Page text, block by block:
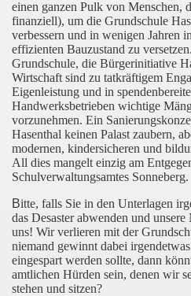
einen ganzen Pulk von Menschen,
finanziell), um die Grundschule
verbessern und in wenigen Jahren
effizienten Bauzustand zu
Grundschule, die Bürgerinitiative
Wirtschaft sind zu tatkräftigem
Eigenleistung und in
Handwerksbetrieben wichtige
vorzunehmen. Ein
Hasenthal keinen Palast zaubern,
modernen, kindersicheren und
All dies mangelt einzig am
Schulverwaltungsamtes Sonneberg.
Bitte, falls Sie in den Unterlagen
das Desaster abwenden und
uns! Wir verlieren mit der
niemand gewinnt dabei
eingespart werden sollte, dann
amtlichen Hürden sein, denen wir
stehen und sitzen?